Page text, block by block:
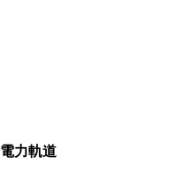
電力軌道